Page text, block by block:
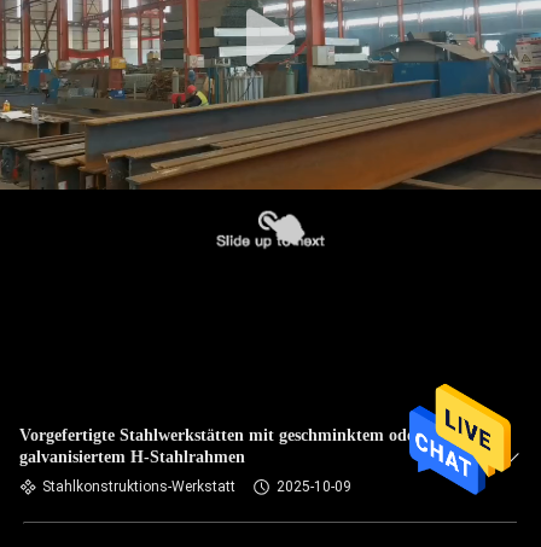
Vorgefertigte Stahlwerkstätten mit geschminktem oder
galvanisiertem H-Stahlrahmen
Stahlkonstruktions-Werkstatt 2025-10-09